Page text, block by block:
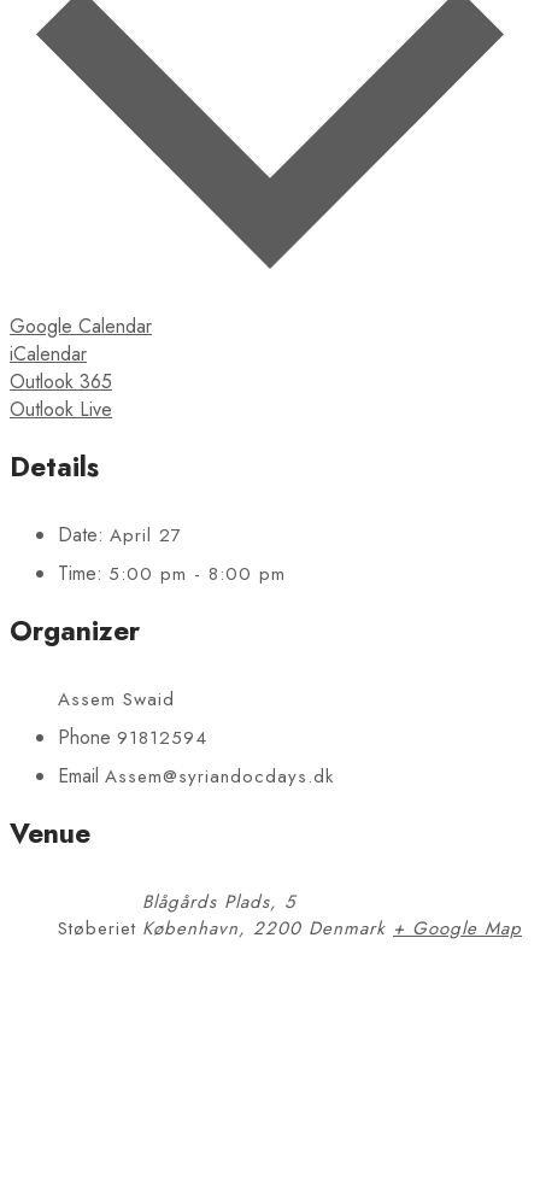
Google Calendar
iCalendar
Outlook 365
Outlook Live
Details
Date: April 27
Time: 5:00 pm - 8:00 pm
Organizer
Assem Swaid
Phone 91812594
Email Assem@syriandocdays.dk
Venue
Støberiet
Blågårds Plads, 5
København, 2200 Denmark + Google Map